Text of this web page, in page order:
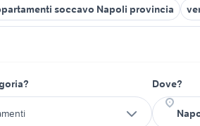
soccavo Napoli provincia
Dove?